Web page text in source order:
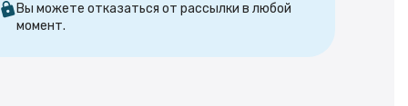
Вы можете отказаться от рассылки в любой
момент.